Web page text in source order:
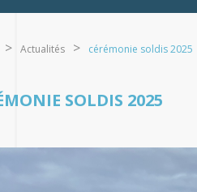
Actualités cérémonie soldis 2025
SOLDIS 2025